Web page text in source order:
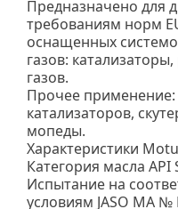
Предназначено для
требованиям норм
оснащенных
газов:
газов.
Прочее
катализаторов,
мопеды.
Характеристики
Категория масла API
Испытание на
условиям JASO MA